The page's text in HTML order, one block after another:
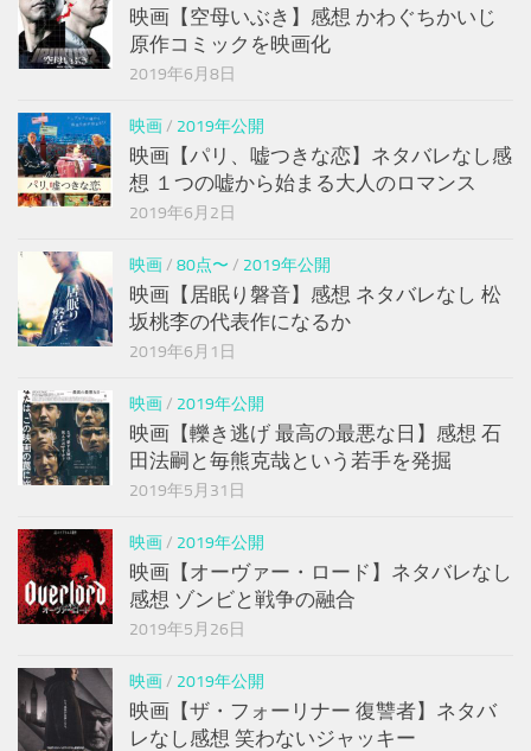
映画【空母いぶき】感想 かわぐちかいじ
原作コミックを映画化
2019年6月8日
映画/ 2019年公開
映画【パリ、嘘つきな恋】ネタバレなし感
想 １つの嘘から始まる大人のロマンス
2019年6月2日
映画/ 80点〜 / 2019年公開
映画【居眠り磐音】感想 ネタバレなし 松
坂桃李の代表作になるか
2019年6月1日
映画/ 2019年公開
映画【轢き逃げ 最高の最悪な日】感想 石
田法嗣と毎熊克哉という若手を発掘
2019年5月31日
映画/ 2019年公開
映画【オーヴァー・ロード】ネタバレなし
感想 ゾンビと戦争の融合
2019年5月26日
映画/ 2019年公開
映画【ザ・フォーリナー 復讐者】ネタバ
レなし感想 笑わないジャッキー